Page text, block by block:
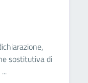
sostitutiva di